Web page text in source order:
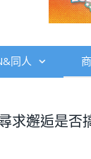
同人
求邂逅是